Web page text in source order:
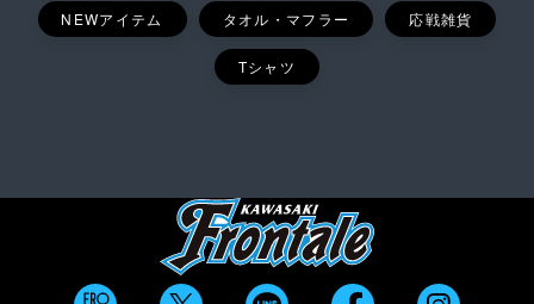
NEWアイテム タオル・マフラー 応戦雑貨
Tシャツ